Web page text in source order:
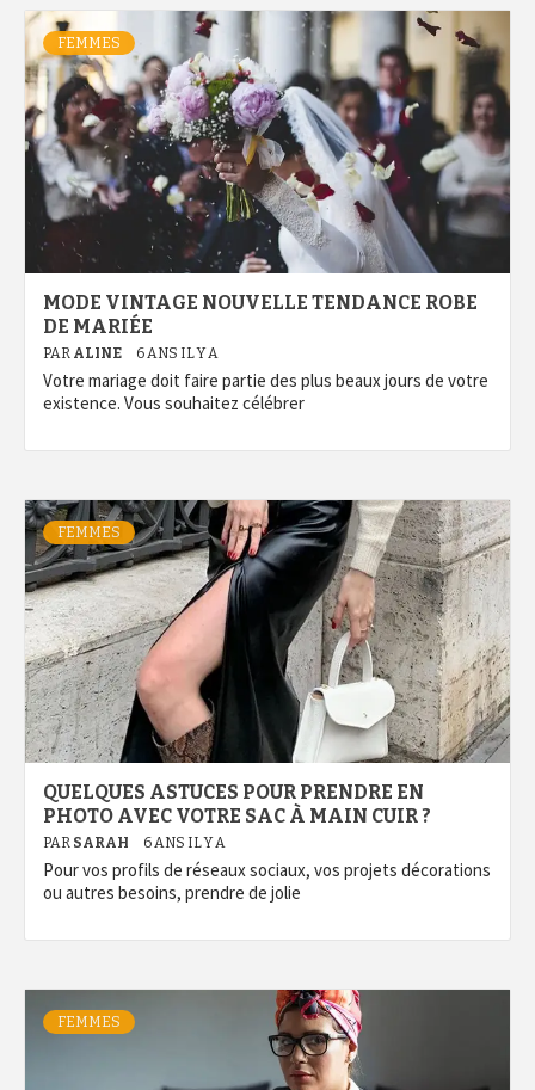
FEMMES
MODE VINTAGE NOUVELLE TENDANCE ROBE
DE MARIÉE
PAR ALINE 6 ANS IL Y A
Votre mariage doit faire partie des plus beaux jours de votre
existence. Vous souhaitez célébrer
FEMMES
QUELQUES ASTUCES POUR PRENDRE EN
PHOTO AVEC VOTRE SAC À MAIN CUIR ?
PAR SARAH 6 ANS IL Y A
Pour vos profils de réseaux sociaux, vos projets décorations
ou autres besoins, prendre de jolie
FEMMES